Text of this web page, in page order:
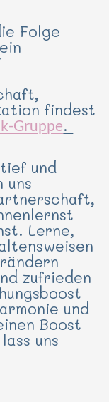
Folge
findest
Gruppe.
und
uns
Lerne,
zufrieden
und
Boost
uns